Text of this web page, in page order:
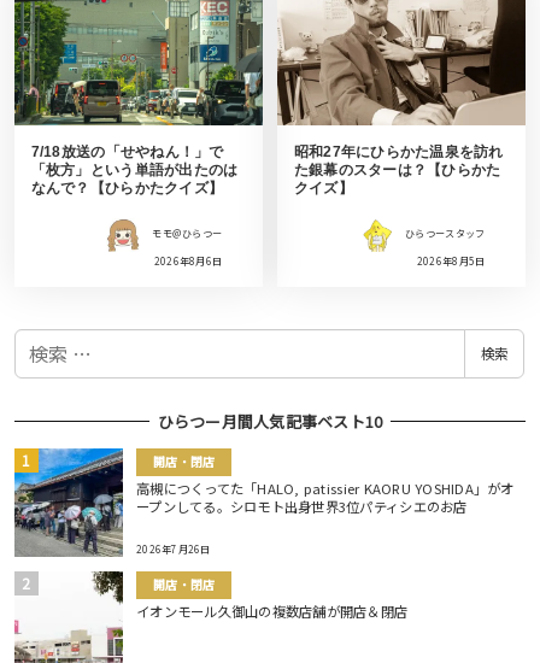
7/18放送の「せやねん！」で
「枚方」という単語が出たのは
なんで？【ひらかたクイズ】
モモ＠ひらつー
2026年8月6日
昭和27年にひらかた温泉を訪れ
た銀幕のスターは？【ひらかた
クイズ】
ひらつースタッフ
2026年8月5日
検
検索
ひらつー月間人気記事ベスト10
開店・閉店
高槻につくってた「HALO, patissier KAORU YOSHIDA」がオ
ープンしてる。シロモト出身世界3位パティシエのお店
2026年7月26日
開店・閉店
イオンモール久御山の複数店舗が開店＆閉店